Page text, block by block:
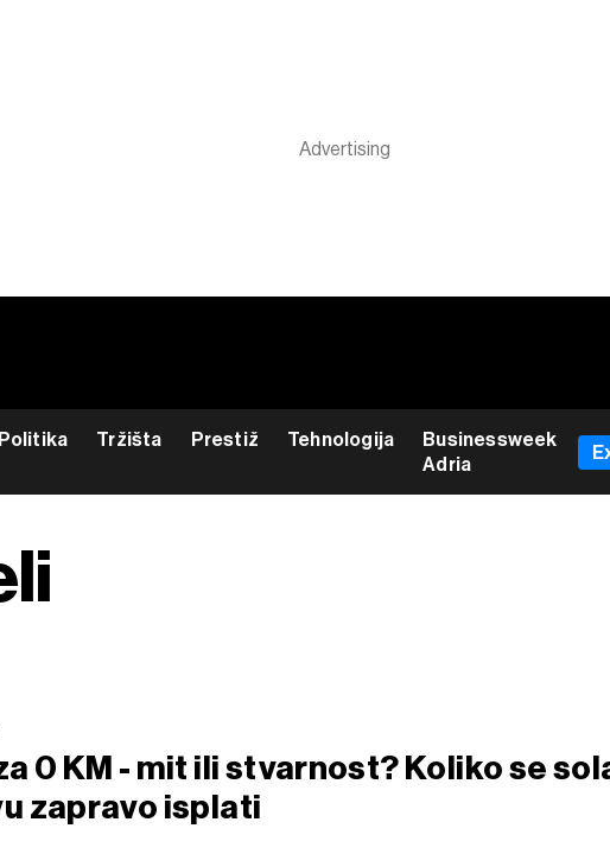
Politika Tržišta Prestiž Tehnologija
Businessweek
Adria
0 KM - mit ili stvarnost? Koliko se
zapravo isplati